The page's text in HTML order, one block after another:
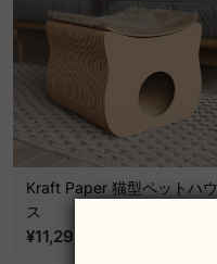
Kraft Paper 猫型ペットハウ
ス
¥11,290